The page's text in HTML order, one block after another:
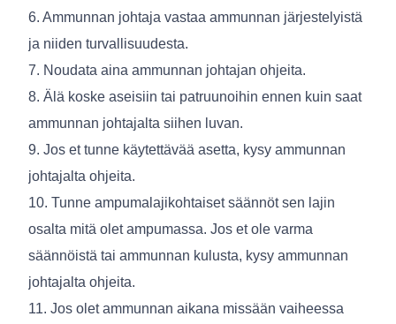
6. Ammunnan johtaja vastaa ammunnan järjestelyistä
ja niiden turvallisuudesta.
7. Noudata aina ammunnan johtajan ohjeita.
8. Älä koske aseisiin tai patruunoihin ennen kuin saat
ammunnan johtajalta siihen luvan.
9. Jos et tunne käytettävää asetta, kysy ammunnan
johtajalta ohjeita.
10. Tunne ampumalajikohtaiset säännöt sen lajin
osalta mitä olet ampumassa. Jos et ole varma
säännöistä tai ammunnan kulusta, kysy ammunnan
johtajalta ohjeita.
11. Jos olet ammunnan aikana missään vaiheessa